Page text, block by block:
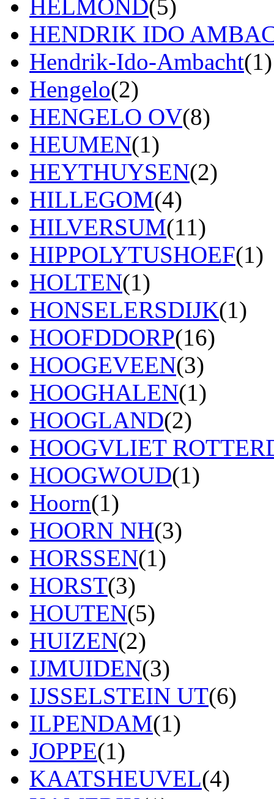
HELMOND(5)
HENDRIK IDO
Hendrik-Ido-Ambacht(1)
Hengelo(2)
HENGELO OV(8)
HEUMEN(1)
HEYTHUYSEN(2)
HILLEGOM(4)
HILVERSUM(11)
HIPPOLYTUSHOEF(1)
HOLTEN(1)
HONSELERSDIJK(1)
HOOFDDORP(16)
HOOGEVEEN(3)
HOOGHALEN(1)
HOOGLAND(2)
HOOGVLIET
HOOGWOUD(1)
Hoorn(1)
HOORN NH(3)
HORSSEN(1)
HORST(3)
HOUTEN(5)
HUIZEN(2)
IJMUIDEN(3)
IJSSELSTEIN UT(6)
ILPENDAM(1)
JOPPE(1)
KAATSHEUVEL(4)